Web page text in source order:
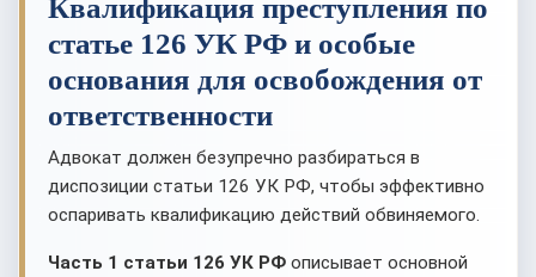
Квалификация преступления по
статье 126 УК РФ и особые
основания для освобождения от
ответственности
Адвокат должен безупречно разбираться в
диспозиции статьи 126 УК РФ, чтобы эффективно
оспаривать квалификацию действий обвиняемого.
Часть 1 статьи 126 УК РФ описывает основной